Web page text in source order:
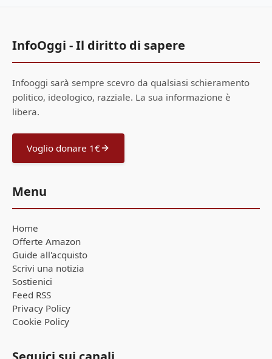
InfoOggi - Il diritto di sapere
Infooggi sarà sempre scevro da qualsiasi schieramento
politico, ideologico, razziale. La sua informazione è
libera.
Voglio donare 1€
Menu
Home
Offerte Amazon
Guide all'acquisto
Scrivi una notizia
Sostienici
Feed RSS
Privacy Policy
Cookie Policy